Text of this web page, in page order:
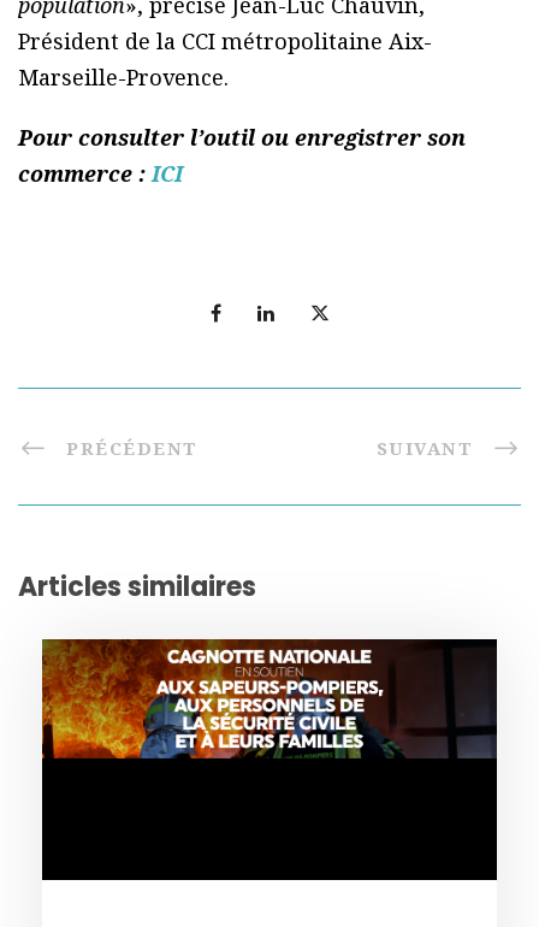
Président de la CCI métropolitaine Aix-
Marseille-Provence.
Pour consulter l’outil ou enregistrer son
commerce :ICI
PRÉCÉDENT SUIVANT
Articles similaires